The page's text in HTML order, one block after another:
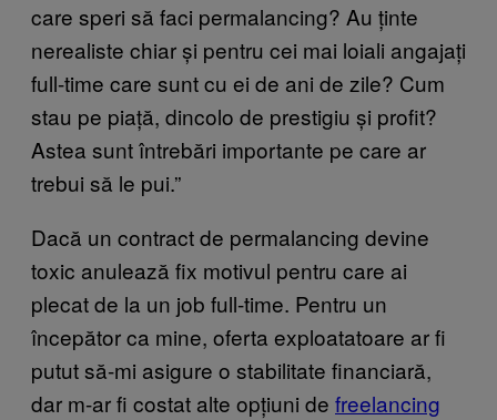
care speri să faci permalancing? Au ținte
nerealiste chiar și pentru cei mai loiali angajați
full-time care sunt cu ei de ani de zile? Cum
stau pe piață, dincolo de prestigiu și profit?
Astea sunt întrebări importante pe care ar
trebui să le pui.”
Dacă un contract de permalancing devine
toxic anulează fix motivul pentru care ai
plecat de la un job full-time. Pentru un
începător ca mine, oferta exploatatoare ar fi
putut să-mi asigure o stabilitate financiară,
dar m-ar fi costat alte opțiuni de freelancing